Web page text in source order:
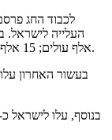
לכבוד החג
אלף עולים; 15 אלף מהם נחשבו לחיילים בודדים שהוריהם אינם בארץ.